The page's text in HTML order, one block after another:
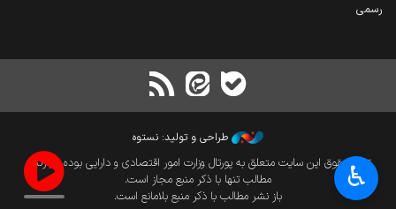
رسمی
طراحی و تولید: نستوه
تمام حقوق این سایت متعلق به پورتال وزارت امور اقتصادی و دارایی بوده و بازنشر
مطالب تنها با ذکر منبع مجاز است.
باز نشر مطالب با ذکر منبع بلامانع است.
♿︎